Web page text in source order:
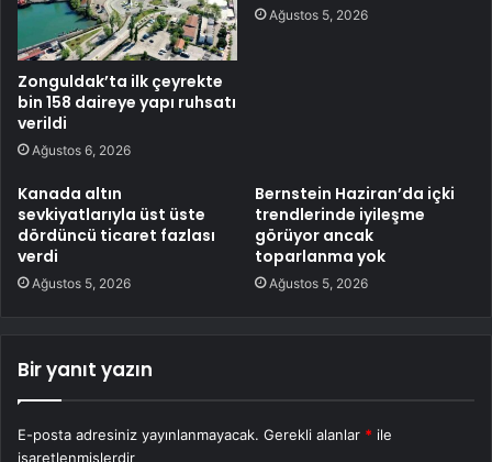
Zonguldak’ta ilk çeyrekte
bin 158 daireye yapı ruhsatı
verildi
Ağustos 6, 2026
Ağustos 5, 2026
Kanada altın
sevkiyatlarıyla üst üste
dördüncü ticaret fazlası
verdi
Ağustos 5, 2026
Bernstein Haziran’da içki
trendlerinde iyileşme
görüyor ancak
toparlanma yok
Ağustos 5, 2026
Bir yanıt yazın
E-posta adresiniz yayınlanmayacak. Gerekli alanlar * ile
işaretlenmişlerdir